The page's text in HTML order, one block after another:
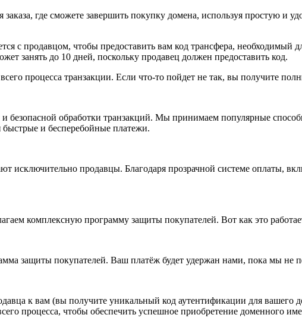
где сможете завершить покупку домена, используя простую и
с продавцом, чтобы предоставить вам код трансфера, необходимый
занять до 10 дней, поскольку продавец должен предоставить код.
процесса транзакции. Если что-то пойдет не так, вы получите
безопасной обработки транзакций. Мы принимаем популярные
быстрые и бесперебойные платежи.
исключительно продавцы. Благодаря прозрачной системе оплаты,
комплексную программу защиты покупателей. Вот как это
защиты покупателей. Ваш платёж будет удержан нами, пока мы не
к вам (вы получите уникальный код аутентификации для вашего
процесса, чтобы обеспечить успешное приобретение доменного